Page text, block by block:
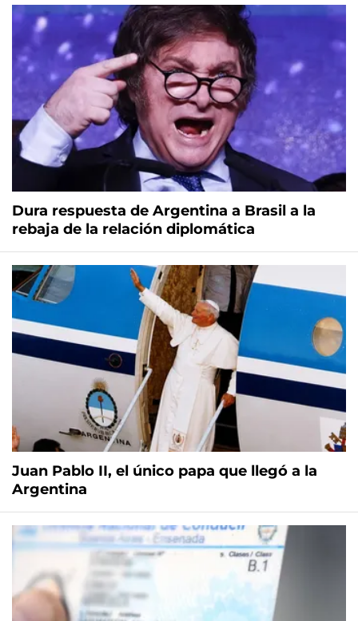
Dura respuesta de Argentina a Brasil a la
rebaja de la relación diplomática
Juan Pablo II, el único papa que llegó a la
Argentina